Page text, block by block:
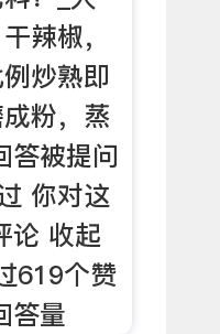
辣椒，
炒熟即
粉，蒸
答被提问
你对这
论 收起
619个赞
答量